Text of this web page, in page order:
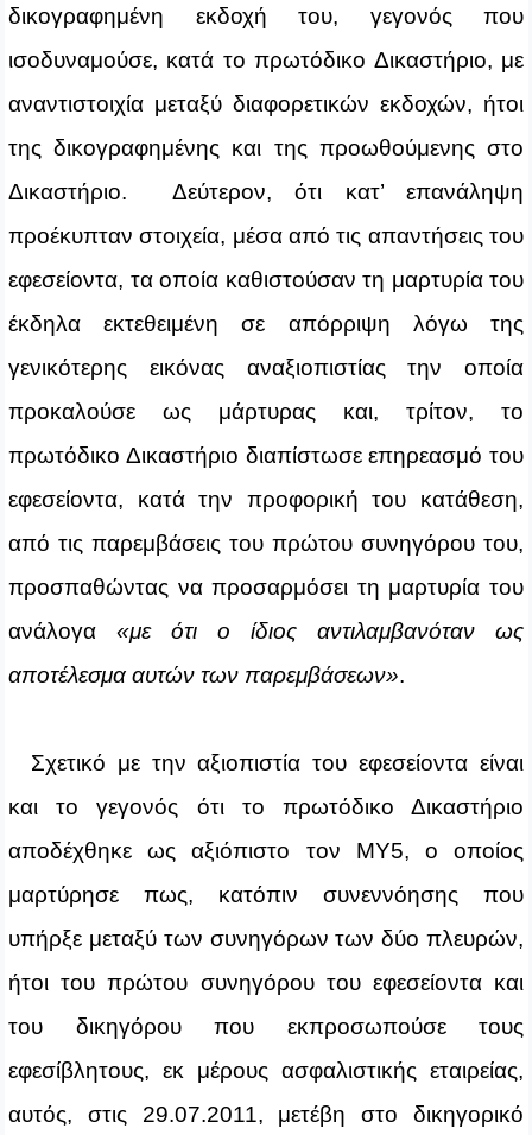
δικογραφημένη εκδοχή του, γεγονός που
ισοδυναμούσε, κατά το πρωτόδικο Δικαστήριο, με
αναντιστοιχία μεταξύ διαφορετικών εκδοχών, ήτοι
της δικογραφημένης και της προωθούμενης στο
Δικαστήριο. Δεύτερον, ότι κατ’ επανάληψη
προέκυπταν στοιχεία, μέσα από τις απαντήσεις του
εφεσείοντα, τα οποία καθιστούσαν τη μαρτυρία του
έκδηλα εκτεθειμένη σε απόρριψη λόγω της
γενικότερης εικόνας αναξιοπιστίας την οποία
προκαλούσε ως μάρτυρας και, τρίτον, το
πρωτόδικο Δικαστήριο διαπίστωσε επηρεασμό του
εφεσείοντα, κατά την προφορική του κατάθεση,
από τις παρεμβάσεις του πρώτου συνηγόρου του,
προσπαθώντας να προσαρμόσει τη μαρτυρία του
ανάλογα «με ότι ο ίδιος αντιλαμβανόταν ως
αποτέλεσμα αυτών των παρεμβάσεων».
Σχετικό με την αξιοπιστία του εφεσείοντα είναι
και το γεγονός ότι το πρωτόδικο Δικαστήριο
αποδέχθηκε ως αξιόπιστο τον ΜΥ5, ο οποίος
μαρτύρησε πως, κατόπιν συνεννόησης που
υπήρξε μεταξύ των συνηγόρων των δύο πλευρών,
ήτοι του πρώτου συνηγόρου του εφεσείοντα και
του δικηγόρου που εκπροσωπούσε τους
εφεσίβλητους, εκ μέρους ασφαλιστικής εταιρείας,
αυτός, στις 29.07.2011, μετέβη στο δικηγορικό